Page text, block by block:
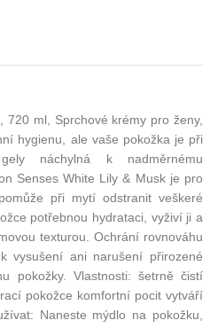
720 ml, Sprchové krémy pro ženy,
hygienu, ale vaše pokožka je při
náchylná k nadměrnému
Senses White Lily & Musk je pro
při mytí odstranit veškeré
potřebnou hydrataci, vyživí ji a
texturou. Ochrání rovnováhu
vysušení ani narušení přirozené
pokožky. Vlastnosti: šetrně čistí
pokožce komfortní pocit vytváří
Naneste mýdlo na pokožku,